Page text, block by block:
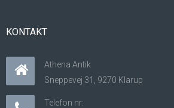
KONTAKT
Athena Antik
Sneppevej 31, 9270 Klarup
Telefon nr: